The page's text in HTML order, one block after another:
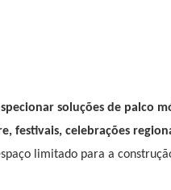
festivais, celebrações
limitado para a